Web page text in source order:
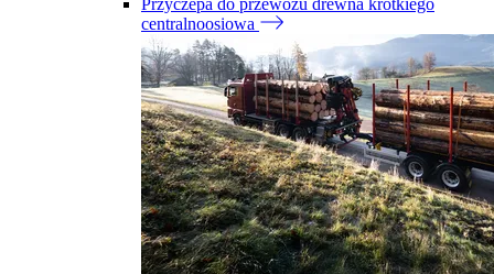
Przyczepa do przewozu drewna krótkiego
centralnoosiowa